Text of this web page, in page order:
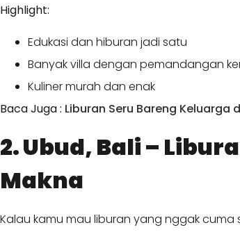
Highlight:
Edukasi dan hiburan jadi satu
Banyak villa dengan pemandangan
Kuliner murah dan enak
Baca Juga : Liburan Seru Bareng Keluarga
2. Ubud, Bali –
Makna
Kalau kamu mau liburan yang nggak